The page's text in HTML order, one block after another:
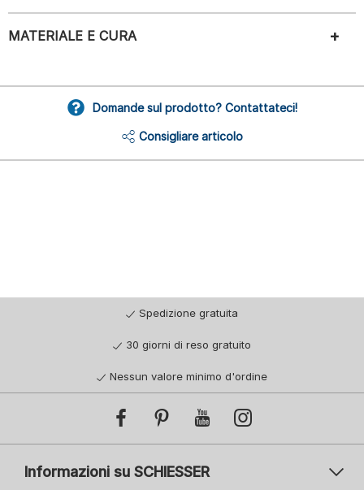
MATERIALE E CURA
Domande sul prodotto? Contattateci!
Consigliare articolo
Spedizione gratuita
30 giorni di reso gratuito
Nessun valore minimo d'ordine
Informazioni su SCHIESSER